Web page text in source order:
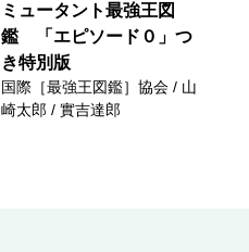
ミュータント最強王図
鑑 「エピソード０」つ
き特別版
国際［最強王図鑑］協会 / 山
崎太郎 / 實吉達郎